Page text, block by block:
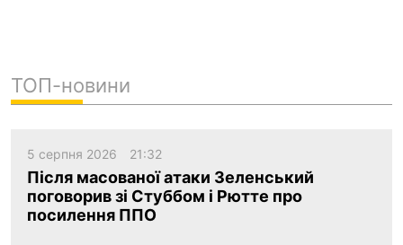
ТОП-новини
5 серпня 2026 21:32
Після масованої атаки Зеленський
поговорив зі Стуббом і Рютте про
посилення ППО